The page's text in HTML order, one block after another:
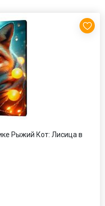
Рыжий Кот: Лисица в